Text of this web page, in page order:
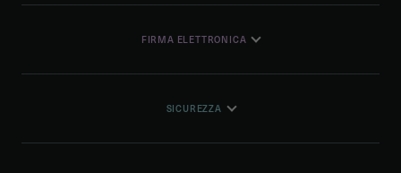
FIRMA ELETTRONICA
SICUREZZA